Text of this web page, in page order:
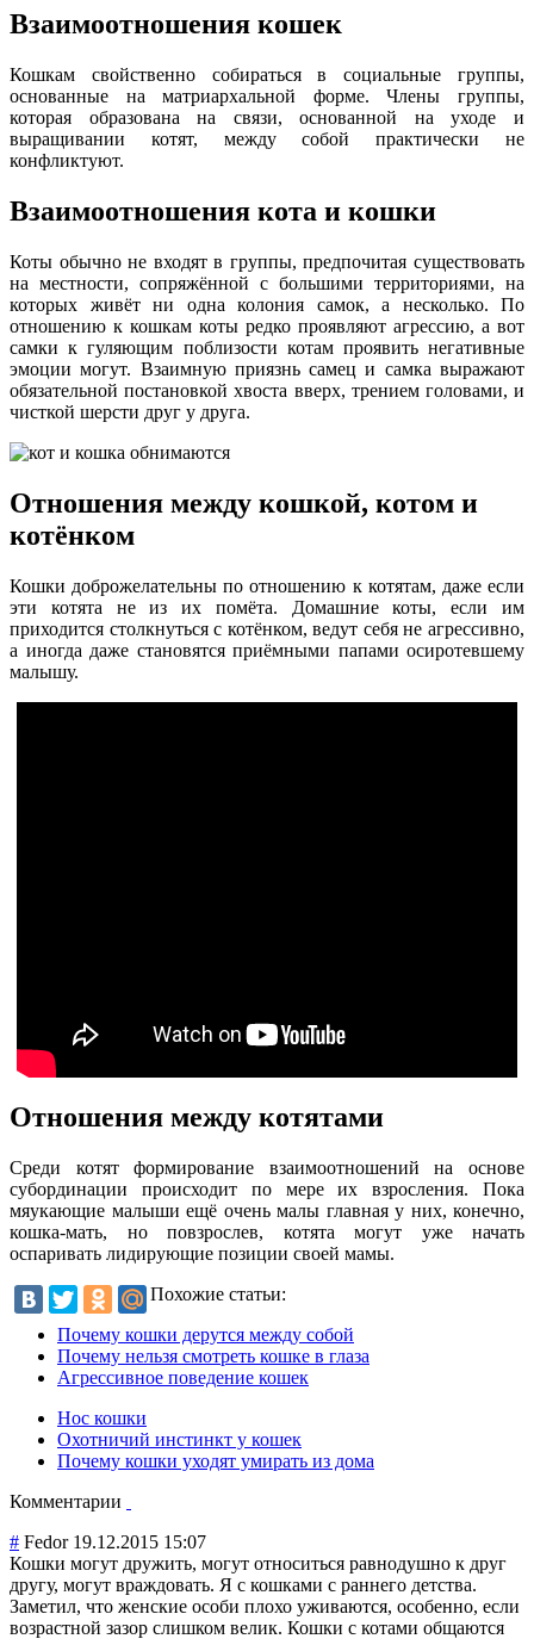
Взаимоотношения кошек
Кошкам свойственно собираться в социальные группы,
основанные на матриархальной форме. Члены группы,
которая образована на связи, основанной на уходе и
выращивании котят, между собой практически не
конфликтуют.
Взаимоотношения кота и кошки
Коты обычно не входят в группы, предпочитая существовать
на местности, сопряжённой с большими территориями, на
которых живёт ни одна колония самок, а несколько. По
отношению к кошкам коты редко проявляют агрессию, а вот
самки к гуляющим поблизости котам проявить негативные
эмоции могут. Взаимную приязнь самец и самка выражают
обязательной постановкой хвоста вверх, трением головами, и
чисткой шерсти друг у друга.
Отношения между кошкой, котом и
котёнком
Кошки доброжелательны по отношению к котятам, даже если
эти котята не из их помёта. Домашние коты, если им
приходится столкнуться с котёнком, ведут себя не агрессивно,
а иногда даже становятся приёмными папами осиротевшему
малышу.
Отношения между котятами
Среди котят формирование взаимоотношений на основе
субординации происходит по мере их взросления. Пока
мяукающие малыши ещё очень малы главная у них, конечно,
кошка-мать, но повзрослев, котята могут уже начать
оспаривать лидирующие позиции своей мамы.
Похожие статьи:
Почему кошки дерутся между собой
Почему нельзя смотреть кошке в глаза
Агрессивное поведение кошек
Нос кошки
Охотничий инстинкт у кошек
Почему кошки уходят умирать из дома
Комментарии
# Fedor 19.12.2015 15:07
Кошки могут дружить, могут относиться равнодушно к друг
другу, могут враждовать. Я с кошками с раннего детства.
Заметил, что женские особи плохо уживаются, особенно, если
возрастной зазор слишком велик. Кошки с котами общаются